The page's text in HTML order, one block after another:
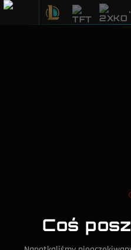
Coś